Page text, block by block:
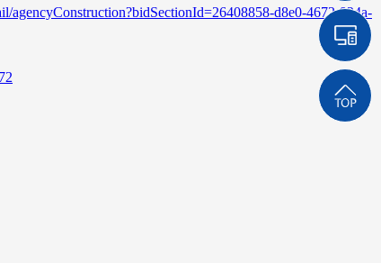
agencyConstruction?bidSectionId=26408858-d8e0-4672-924a-